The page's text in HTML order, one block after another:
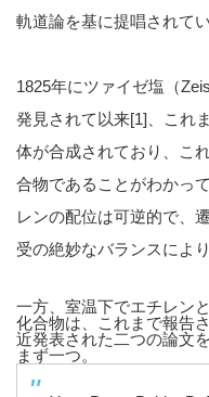
軌道論を基に提唱されてい
1825年にツァイゼ塩（
発見されて以来[1]、これ
体が合成されており、こ
合物であることがわかっ
レンの配位は可逆的で、
受の絶妙なバランスによ
一方、室温下でエチレン
化合物は、これまで報告
近発表された二つの論文
まず一つ。